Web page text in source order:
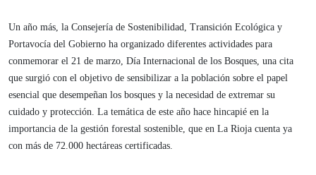
Un año más, la Consejería de Sostenibilidad, Transición Ecológica y
Portavocía del Gobierno ha organizado diferentes actividades para
conmemorar el 21 de marzo, Día Internacional de los Bosques, una cita
que surgió con el objetivo de sensibilizar a la población sobre el papel
esencial que desempeñan los bosques y la necesidad de extremar su
cuidado y protección. La temática de este año hace hincapié en la
importancia de la gestión forestal sostenible, que en La Rioja cuenta ya
con más de 72.000 hectáreas certificadas.